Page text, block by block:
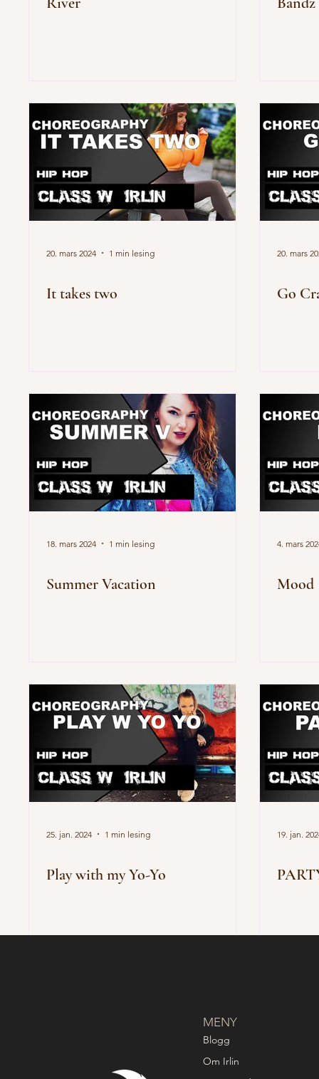
20. mars 2024 1 min lesing
It takes two
20. mars
Go
18. mars 2024 1 min lesing
Summer Vacation
4. mars
Mood
25. jan. 2024 1 min lesing
Play with my Yo-Yo
19. jan.
MENY
Blogg
Om Irlin